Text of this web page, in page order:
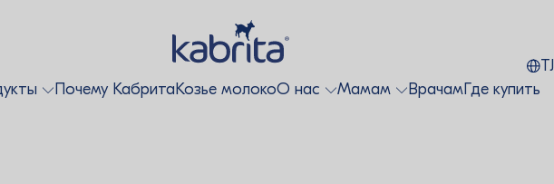
Почему КабритаКозье молокоО нас Мамам ВрачамГде купить
TJ